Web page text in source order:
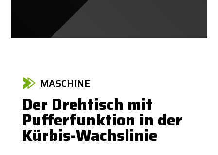
MASCHINE
Der Drehtisch mit
Pufferfunktion in der
Kürbis-Wachslinie